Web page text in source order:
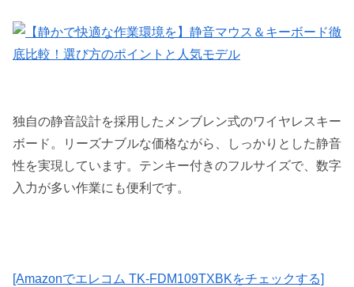
独自の静音設計を採用したメンブレン式のワイヤレスキー
ボード。リーズナブルな価格ながら、しっかりとした静音
性を実現しています。テンキー付きのフルサイズで、数字
入力が多い作業にも便利です。
[Amazonでエレコム TK-FDM109TXBKをチェックする]